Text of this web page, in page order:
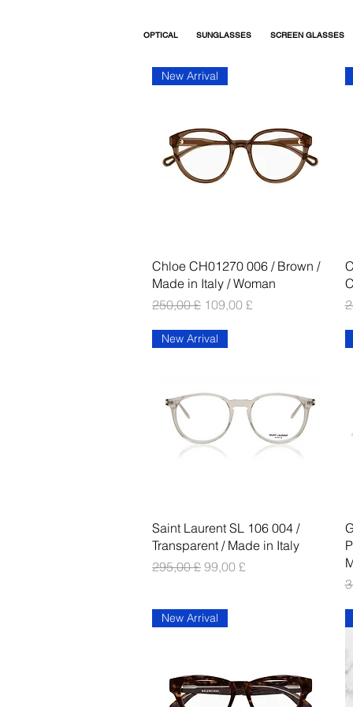
OPTICAL SUNGLASSES SCREEN GLASSES
Vista rapida
New Arrival
Chloe CH01270 006 / Brown /
Made in Italy / Woman
Prezzo regolare
250,00 £ Prezzo scontato
109,00 £
Vista rapida
New Arrival
Saint Laurent SL 106 004 /
Transparent / Made in Italy
Prezzo regolare
295,00 £ Prezzo scontato
99,00 £
New Arrival